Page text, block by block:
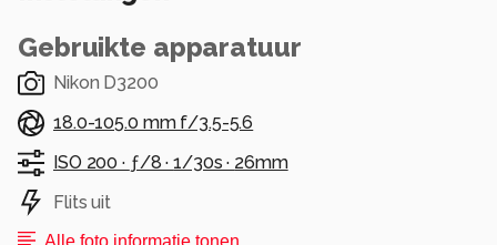
Gebruikte apparatuur
Nikon D3200
18.0-105.0 mm f/3.5-5.6
ISO 200 · ƒ/8 ·1/30s · 26mm
Flits uit
Alle foto informatie tonen